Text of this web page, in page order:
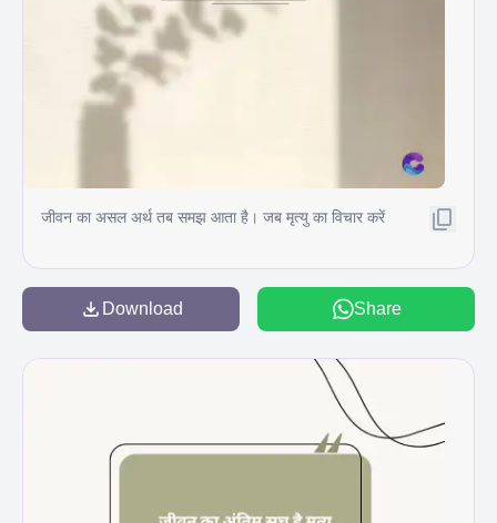
जीवन का असल अर्थ तब समझ आता है। जब मृत्यु का विचार करें
Download Share